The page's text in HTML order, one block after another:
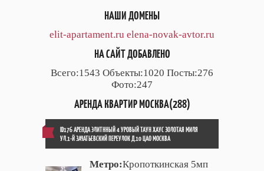
НАШИ ДОМЕНЫ
elit-apartament.ru elena-novak-avtor.ru
НА САЙТ ДОБАВЛЕНО
Всего:1543 Объекты:1020 Посты:276
Фото:247
АРЕНДА КВАРТИР МОСКВА(288)
ID176 АРЕНДА ЭЛИТННЫЙ 4 УРОВЫЙ ТАУН ХАУС ЗОЛОТАЯ МИЛЯ
УЛ.1-Й ЗАЧАТЬЕВСКИЙ ПЕРЕУЛОК Д.10 ЦАО МОСКВА
Метро:Кропоткинская 5мп